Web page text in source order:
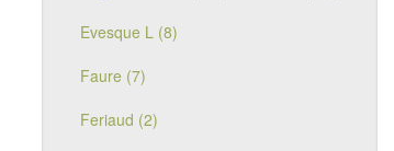
Evesque L (8)
Faure (7)
Feriaud (2)